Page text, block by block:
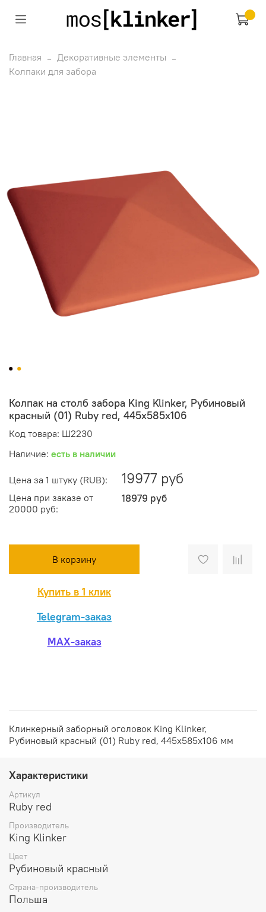
Главная
Декоративные элементы
Колпаки для забора
Колпак на столб забора King Klinker, Рубиновый
красный (01) Ruby red, 445x585x106
Код товара: Ш2230
Наличие: есть в наличии
Цена за 1 штуку (RUB): 19977 руб
Цена при заказе от
20000 руб:
18979 руб
В корзину
Купить в 1 клик
Telegram-заказ
MAX-заказ
Клинкерный заборный оголовок King Klinker,
Рубиновый красный (01) Ruby red, 445x585x106 мм
Характеристики
Артикул
Ruby red
Производитель
King Klinker
Цвет
Рубиновый красный
Страна-производитель
Польша